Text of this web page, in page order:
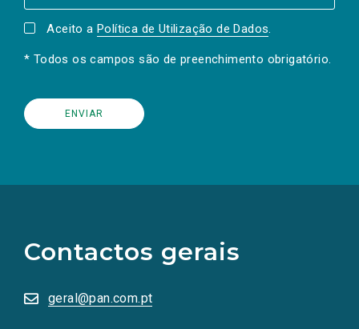
Aceito a Política de Utilização de Dados.
* Todos os campos são de preenchimento obrigatório.
Contactos gerais
geral@pan.com.pt
redes
sociais
numa
nova